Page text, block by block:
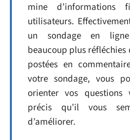
mine d’informations
utilisateurs.
un sondage en
beaucoup plus
postées en
votre sondage, vous
orienter vos questions
précis qu’il vous
d’améliorer.